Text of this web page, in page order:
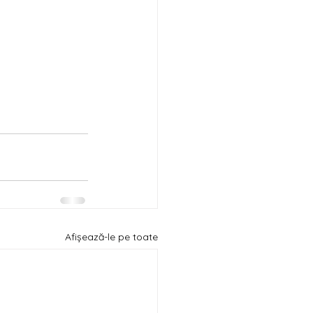
Afișează-le pe toate